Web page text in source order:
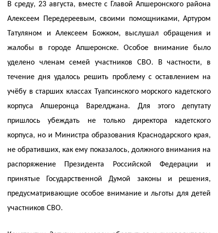
В среду, 23 августа, вместе с Главой Апшеронского района
Алексеем Передереевым, своими помощниками, Артуром
Татуляном и Алексеем Божком, выслушал обращения и
жалобы в городе Апшеронске. Особое внимание было
уделено членам семей участников СВО. В частности, в
течение дня удалось решить проблему с оставлением на
учёбу в старших классах Туапсинского морского кадетского
корпуса Апшеронца Варелджана. Для этого депутату
пришлось убеждать не только директора кадетского
корпуса, но и Министра образования Краснодарского края,
не обративших, как ему показалось, должного внимания на
распоряжение Президента Российской Федерации и
принятые Государственной Думой законы и решения,
предусматривающие особое внимание и льготы для детей
участников СВО.